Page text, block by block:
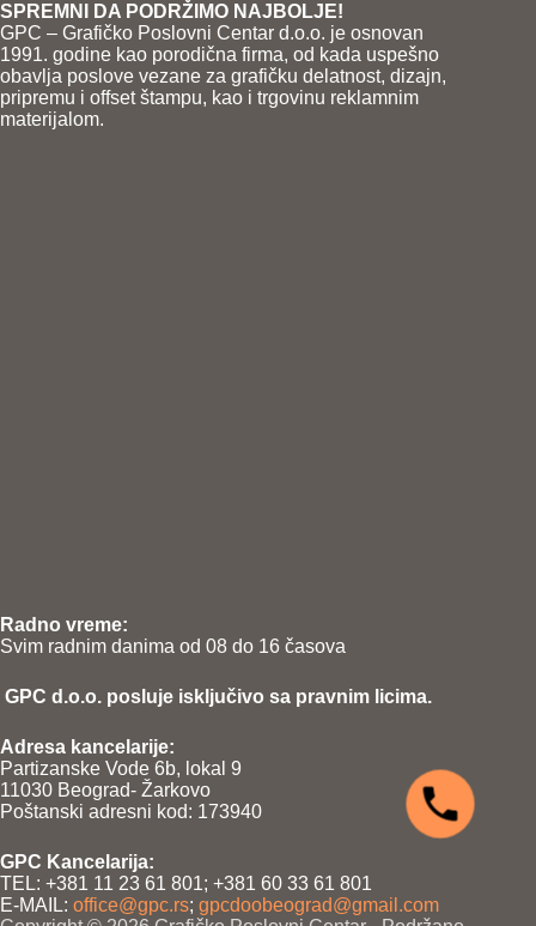
SPREMNI DA PODRŽIMO NAJBOLJE!
GPC – Grafičko Poslovni Centar d.o.o. je osnovan
1991. godine kao porodična firma, od kada uspešno
obavlja poslove vezane za grafičku delatnost, dizajn,
pripremu i offset štampu, kao i trgovinu reklamnim
materijalom.
Radno vreme:
Svim radnim danima od 08 do 16 časova
GPC d.o.o. posluje isključivo sa pravnim licima.
Adresa kancelarije:
Partizanske Vode 6b, lokal 9
11030 Beograd- Žarkovo
Poštanski adresni kod: 173940
GPC Kancelarija:
TEL: +381 11 23 61 801; +381 60 33 61 801
E-MAIL: office@gpc.rs; gpcdoobeograd@gmail.com